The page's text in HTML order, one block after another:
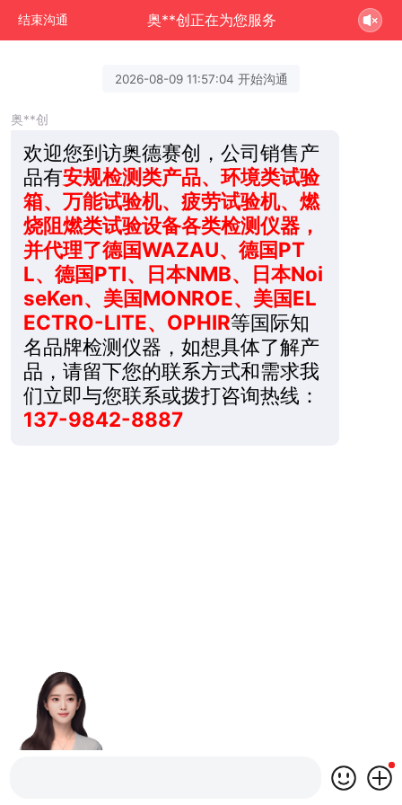
结束沟通 奥**创正在为您服务
2026-08-09 11:57:04 开始沟通
奥**创
欢迎您到访奥德赛创，公司销售产
品有安规检测类产品、环境类试验
箱、万能试验机、疲劳试验机、燃
烧阻燃类试验设备各类检测仪器，
并代理了德国WAZAU、德国PT
L、德国PTI、日本NMB、日本Noi
seKen、美国MONROE、美国EL
ECTRO-LITE、OPHIR等国际知
名品牌检测仪器，如想具体了解产
品，请留下您的联系方式和需求我
们立即与您联系或拨打咨询热线：
137-9842-8887